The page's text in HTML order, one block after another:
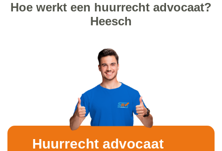
Hoe werkt een huurrecht advocaat?
Heesch
Huurrecht advocaat